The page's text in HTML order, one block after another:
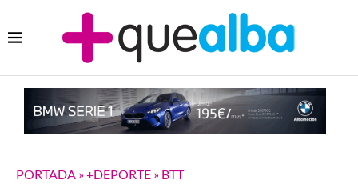
PORTADA »+DEPORTE » BTT